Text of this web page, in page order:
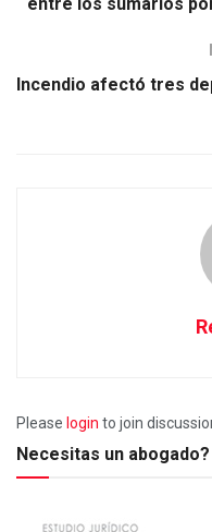
Incendio afectó tres
Please login to join
Necesitas un abogado?